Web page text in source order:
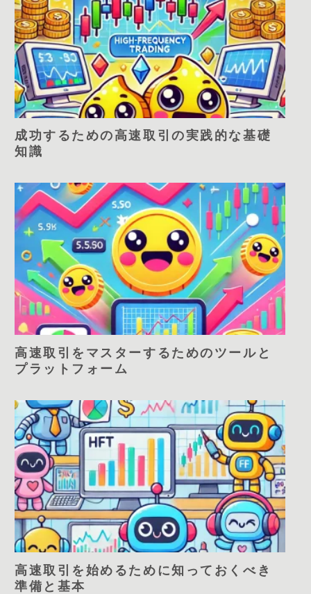
成功するための高速取引の実践的な基礎
知識
高速取引をマスターするためのツールと
プラットフォーム
高速取引を始めるために知っておくべき
準備と基本